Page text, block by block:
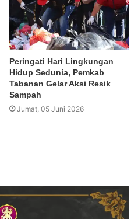
Peringati Hari Lingkungan
Hidup Sedunia, Pemkab
Tabanan Gelar Aksi Resik
Sampah
Jumat, 05 Juni 2026